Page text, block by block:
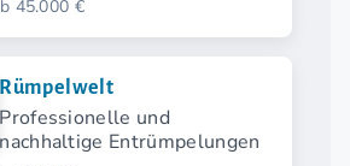
45.000 €
Rümpelwelt
Professionelle und
nachhaltige Entrümpelungen